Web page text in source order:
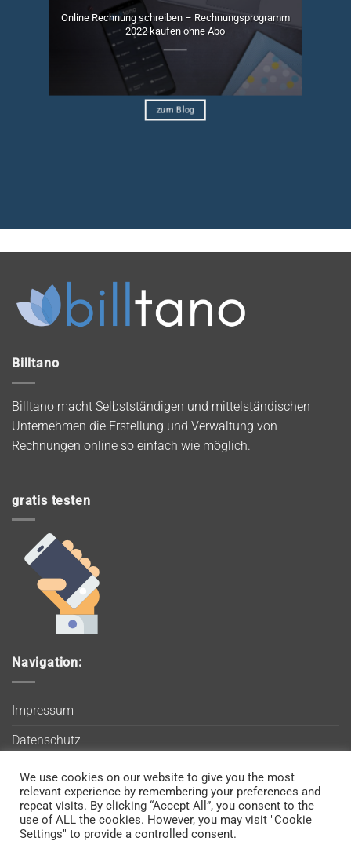
Online Rechnung schreiben – Rechnungsprogramm
2022 kaufen ohne Abo
zum Blog
Billtano
Billtano macht Selbstständigen und mittelständischen
Unternehmen die Erstellung und Verwaltung von
Rechnungen online so einfach wie möglich.
gratis testen
Navigation:
Impressum
Datenschutz
AGB
Blog
Kontakt
We use cookies on our website to give you the most
relevant experience by remembering your preferences and
repeat visits. By clicking “Accept All”, you consent to the
use of ALL the cookies. However, you may visit "Cookie
Settings" to provide a controlled consent.
Wir verwenden Cookies, um sicherzustellen, dass Sie auf
unserer Website die bestmögliche Erfahrung machen. Wenn
Sie diese Website weiterhin nutzen, gehen wir davon aus, dass